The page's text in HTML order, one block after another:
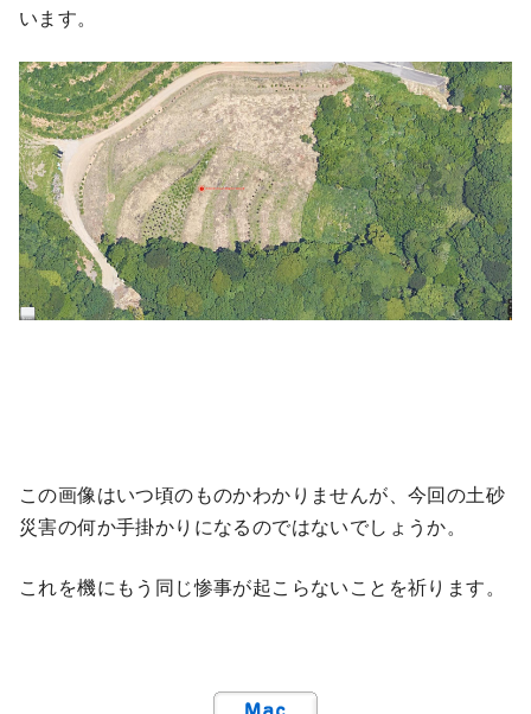
います。
この画像はいつ頃のものかわかりませんが、今回の土砂
災害の何か手掛かりになるのではないでしょうか。
これを機にもう同じ惨事が起こらないことを祈ります。